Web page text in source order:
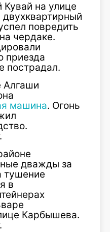
на улице
двухквартирный
повредить
чердаке.
приезда
пострадал.
Алгаши
машина. Огонь
дважды за
тушение
в
Карбышева.